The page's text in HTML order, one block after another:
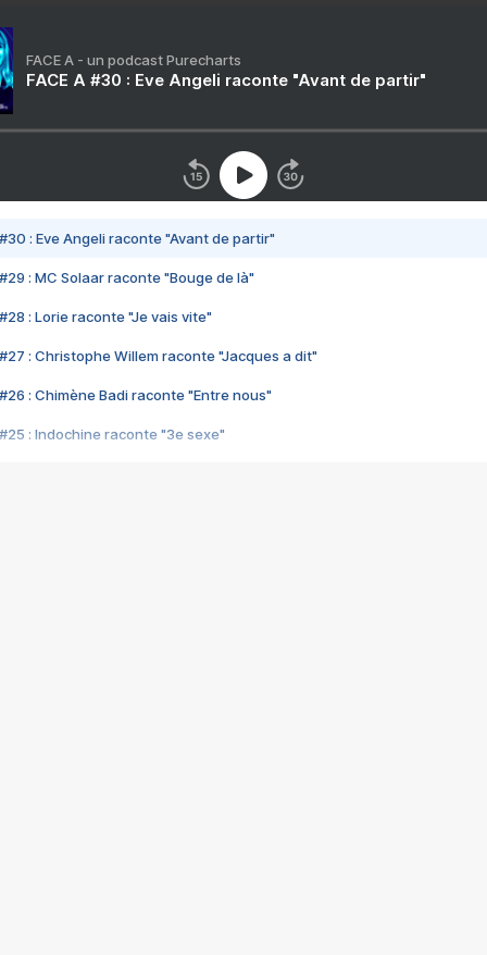
FACE A - un podcast Purecharts
FACE A #30 : Eve Angeli raconte "Avant de partir"
#30 : Eve Angeli raconte "Avant de partir"
#29 : MC Solaar raconte "Bouge de là"
#28 : Lorie raconte "Je vais vite"
#27 : Christophe Willem raconte "Jacques a dit"
#26 : Chimène Badi raconte "Entre nous"
#25 : Indochine raconte "3e sexe"